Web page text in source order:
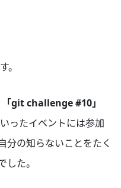
。
「git challenge #10」
ったイベントには参加
分の知らないことをたく
た。